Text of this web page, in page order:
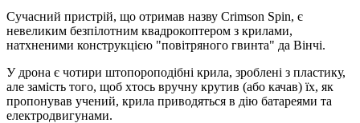
Сучасний пристрій, що отримав назву Crimson Spin, є
невеликим безпілотним квадрокоптером з крилами,
натхненими конструкцією "повітряного гвинта" да Вінчі.
У дрона є чотири штопороподібні крила, зроблені з пластику,
але замість того, щоб хтось вручну крутив (або качав) їх, як
пропонував учений, крила приводяться в дію батареями та
електродвигунами.